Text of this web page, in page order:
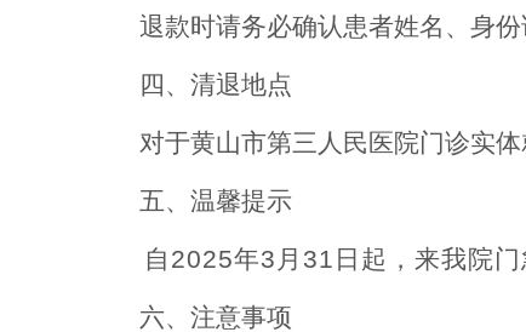
退款时请务必确认患者姓名、身份
四、清退地点
对于黄山市第三人民医院门诊实
五、温馨提示
自2025年3 月31日起，来我院
六、 注意事项